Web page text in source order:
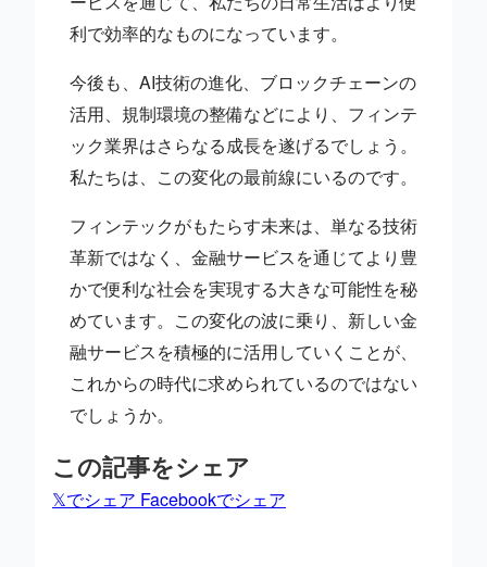
利で効率的なものになっています。
今後も、AI技術の進化、ブロックチェーンの
活用、規制環境の整備などにより、フィンテ
ック業界はさらなる成長を遂げるでしょう。
私たちは、この変化の最前線にいるのです。
フィンテックがもたらす未来は、単なる技術
革新ではなく、金融サービスを通じてより豊
かで便利な社会を実現する大きな可能性を秘
めています。この変化の波に乗り、新しい金
融サービスを積極的に活用していくことが、
これからの時代に求められているのではない
でしょうか。
この記事をシェア
𝕏でシェア Facebookでシェア